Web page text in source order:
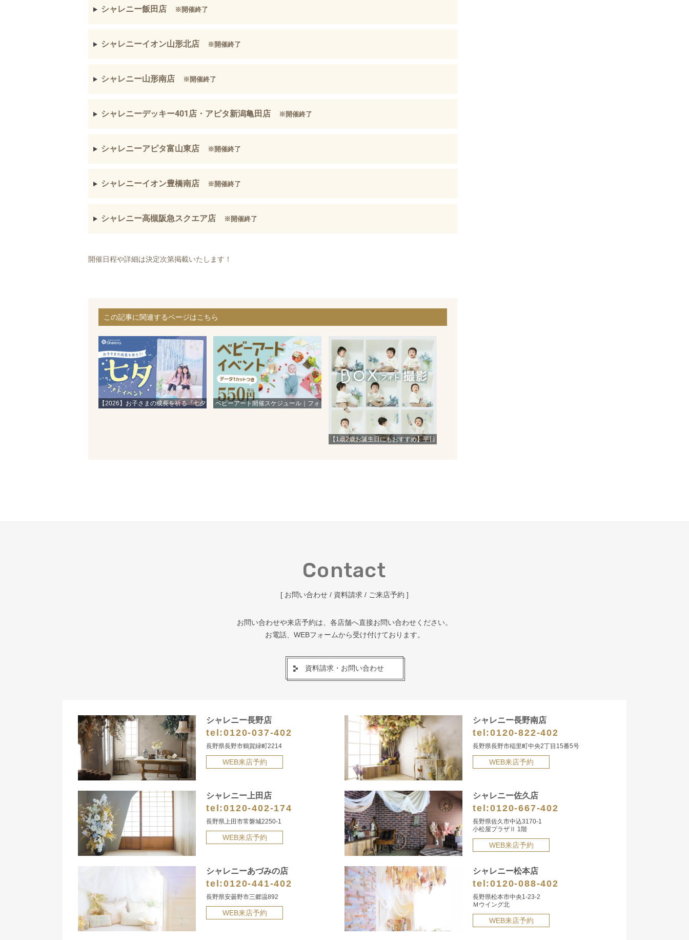
シャレニー飯田店 ※開催終了
シャレニーイオン山形北店 ※開催終了
シャレニー山形南店 ※開催終了
シャレニーデッキー401店・アピタ新潟亀田店 ※開催終了
シャレニーアピタ富山東店 ※開催終了
シャレニーイオン豊橋南店 ※開催終了
シャレニー高槻阪急スクエア店 ※開催終了
開催日程や詳細は決定次第掲載いたします！
この記事に関連するページはこちら
【2026】お子さまの成長を祈る『七夕
ベビーアート開催スケジュール｜フォ
【1歳2歳お誕生日にもおすすめ】平日
Contact
[ お問い合わせ / 資料請求 / ご来店予約 ]
お問い合わせや来店予約は、各店舗へ直接お問い合わせください。
お電話、WEBフォームから受け付けております。
資料請求・お問い合わせ
シャレニー長野店
tel:0120-037-402
長野県長野市鶴賀緑町2214
WEB来店予約
シャレニー長野南店
tel:0120-822-402
長野県長野市稲里町中央2丁目15番5号
WEB来店予約
シャレニー上田店
tel:0120-402-174
長野県上田市常磐城2250-1
WEB来店予約
シャレニー佐久店
tel:0120-667-402
長野県佐久市中込3170-1
小松屋プラザⅡ 1階
WEB来店予約
シャレニーあづみの店
tel:0120-441-402
長野県安曇野市三郷温892
WEB来店予約
シャレニー松本店
tel:0120-088-402
長野県松本市中央1-23-2
Ｍウイング北
WEB来店予約